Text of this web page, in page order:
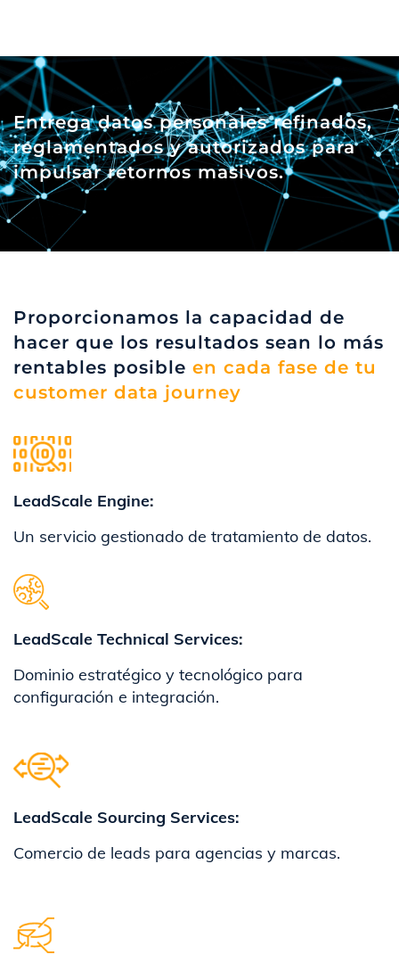
Entrega datos personales refinados,
reglamentados y autorizados para
impulsar retornos masivos.
Proporcionamos la capacidad de
hacer que los resultados sean lo más
rentables posible en cada fase de tu
customer data journey
LeadScale Engine:
Un servicio gestionado de tratamiento de datos.
​LeadScale Technical Services:
Dominio estratégico y tecnológico para
configuración e integración.
LeadScale Sourcing Services:
Comercio de leads para agencias y marcas.